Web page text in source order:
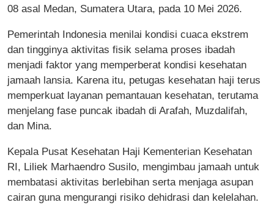
08 asal Medan, Sumatera Utara, pada 10 Mei 2026.
Pemerintah Indonesia menilai kondisi cuaca ekstrem
dan tingginya aktivitas fisik selama proses ibadah
menjadi faktor yang memperberat kondisi kesehatan
jamaah lansia. Karena itu, petugas kesehatan haji terus
memperkuat layanan pemantauan kesehatan, terutama
menjelang fase puncak ibadah di Arafah, Muzdalifah,
dan Mina.
Kepala Pusat Kesehatan Haji Kementerian Kesehatan
RI, Liliek Marhaendro Susilo, mengimbau jamaah untuk
membatasi aktivitas berlebihan serta menjaga asupan
cairan guna mengurangi risiko dehidrasi dan kelelahan.